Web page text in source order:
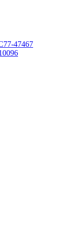
47467